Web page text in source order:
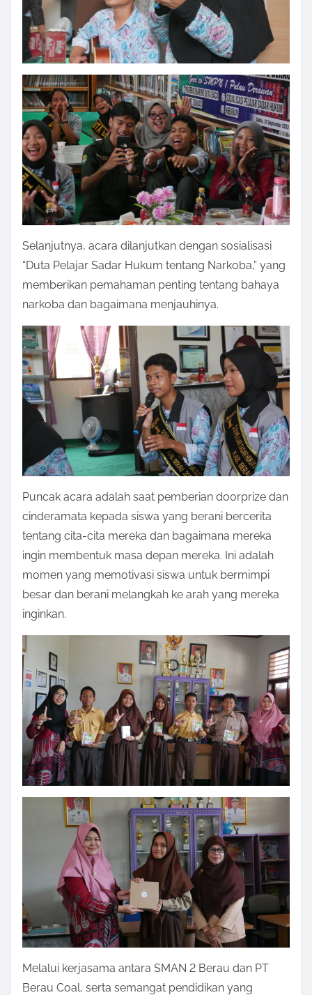
Selanjutnya, acara dilanjutkan dengan sosialisasi
“Duta Pelajar Sadar Hukum tentang Narkoba,” yang
memberikan pemahaman penting tentang bahaya
narkoba dan bagaimana menjauhinya.
Puncak acara adalah saat pemberian doorprize dan
cinderamata kepada siswa yang berani bercerita
tentang cita-cita mereka dan bagaimana mereka
ingin membentuk masa depan mereka. Ini adalah
momen yang memotivasi siswa untuk bermimpi
besar dan berani melangkah ke arah yang mereka
inginkan.
Melalui kerjasama antara SMAN 2 Berau dan PT
Berau Coal, serta semangat pendidikan yang